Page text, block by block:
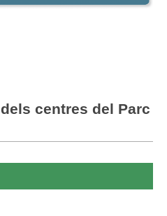
centres del Parc